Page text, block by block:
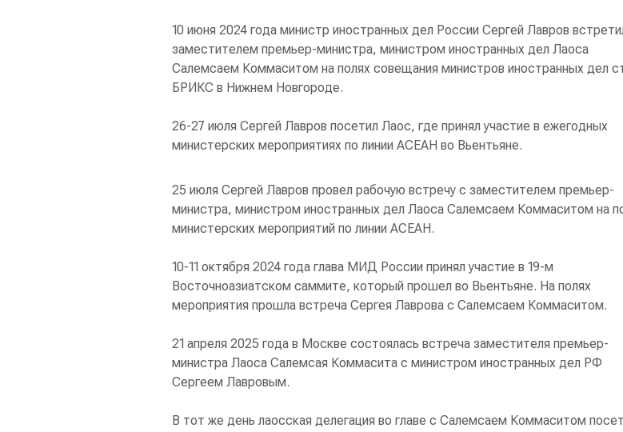
10 июня 2024 года министр иностранных дел России Сергей Лавров
заместителем премьер-министра, министром иностранных дел Лаоса
Салемсаем Коммаситом на полях совещания министров иностранных дел
БРИКС в Нижнем Новгороде.
26-27 июля Сергей Лавров посетил Лаос, где принял участие в ежегодных
министерских мероприятиях по линии АСЕАН во Вьентьяне.
25 июля Сергей Лавров провел рабочую встречу с заместителем премьер-
министра, министром иностранных дел Лаоса Салемсаем Коммаситом на
министерских мероприятий по линии АСЕАН.
10-11 октября 2024 года глава МИД России принял участие в 19-м
Восточноазиатском саммите, который прошел во Вьентьяне. На полях
мероприятия прошла встреча Сергея Лаврова с Салемсаем Коммаситом.
21 апреля 2025 года в Москве состоялась встреча заместителя премьер-
министра Лаоса Салемсая Коммасита с министром иностранных дел РФ
Сергеем Лавровым.
В тот же день лаосская делегация во главе с Салемсаем Коммаситом